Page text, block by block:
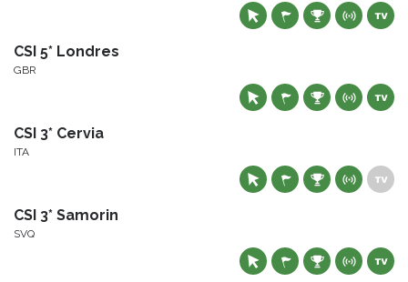
CSI 5* Londres
GBR
CSI 3* Cervia
ITA
CSI 3* Samorin
SVQ